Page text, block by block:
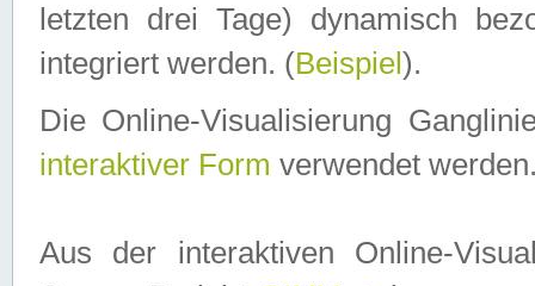
letzten drei Tage) dynamisch
integriert werden. (Beispiel ).
Die Online-Visualisierung
interaktiver Form verwendet
Aus der interaktiven Online-